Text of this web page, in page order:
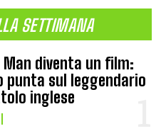
SETTIMANA
diventa un film:
punta sul leggendario
inglese